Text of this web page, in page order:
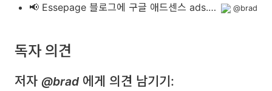
📢 Essepage 블로그에 구글 애드센스 ads.txt 추가하기 @brad
독자 의견
저자 @brad 에게 의견 남기기: